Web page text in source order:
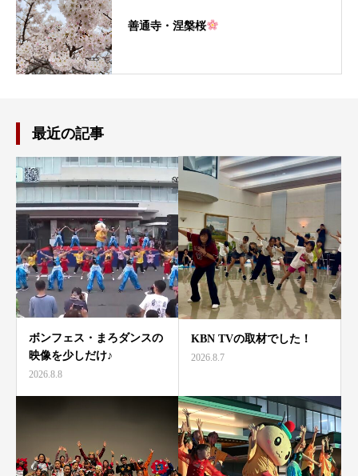
善通寺・涅槃桜
最近の記事
ボンフェス・まろダンスの
映像を少しだけ♪
2026.8.8
KBN TVの取材でした！
2026.8.7